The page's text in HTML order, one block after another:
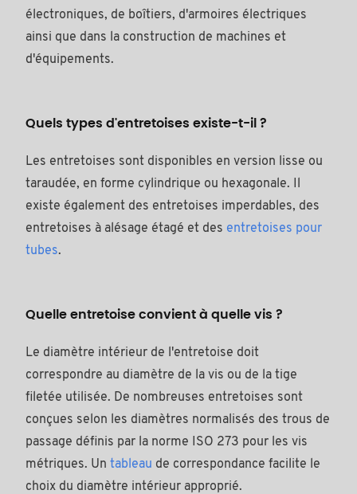
électroniques, de boîtiers, d'armoires électriques
ainsi que dans la construction de machines et
d'équipements.
Quels types d'entretoises existe-t-il ?
Les entretoises sont disponibles en version lisse ou
taraudée, en forme cylindrique ou hexagonale. Il
existe également des entretoises imperdables, des
entretoises à alésage étagé et des entretoises pour
tubes.
Quelle entretoise convient à quelle vis ?
Le diamètre intérieur de l'entretoise doit
correspondre au diamètre de la vis ou de la tige
filetée utilisée. De nombreuses entretoises sont
conçues selon les diamètres normalisés des trous de
passage définis par la norme ISO 273 pour les vis
métriques. Un tableau de correspondance facilite le
choix du diamètre intérieur approprié.